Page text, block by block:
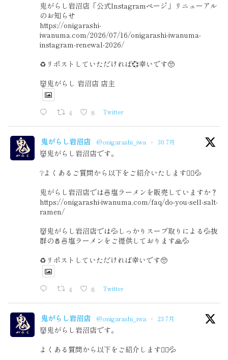
鬼がらし岩沼店「公式Instagramページ」リニューアル
のお知らせ
https://onigarashi-
iwanuma.com/2026/07/16/onigarashi-iwanuma-
instagram-renewal-2026/
♻️リポストしていただければ💞幸いです🥺
👹鬼がらし 岩沼店 店主
4 8 Twitter
鬼がらし岩沼店 @onigarashi_iwa · 30 7月
👹鬼がらし岩沼店です。
❔よくあるご質問から以下をご紹介いたします🙇‍♂️💦
鬼がらし岩沼店では🍜塩ラーメンを販売していますか？
https://onigarashi-iwanuma.com/faq/do-you-sell-salt-
ramen/
👹鬼がらし岩沼店では💦しっかりスープ取りによる💦抜
群の🧂🍜塩ラーメンをご提供しております🙏💦
♻️リポストしていただければ幸いです🥺
4 8 Twitter
鬼がらし岩沼店 @onigarashi_iwa · 23 7月
👹鬼がらし岩沼店です。
よくある質問から以下をご紹介します🙇‍♂️💦